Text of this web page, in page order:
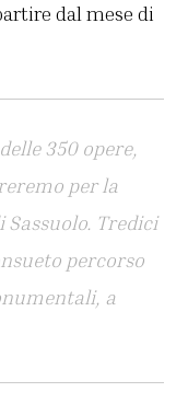
dal mese di
350 opere,
per la
Sassuolo. Tredici
percorso
a